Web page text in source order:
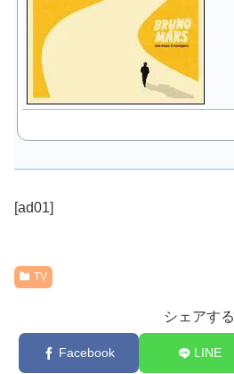
[ad01]
TV
シェアする
Facebook LINE